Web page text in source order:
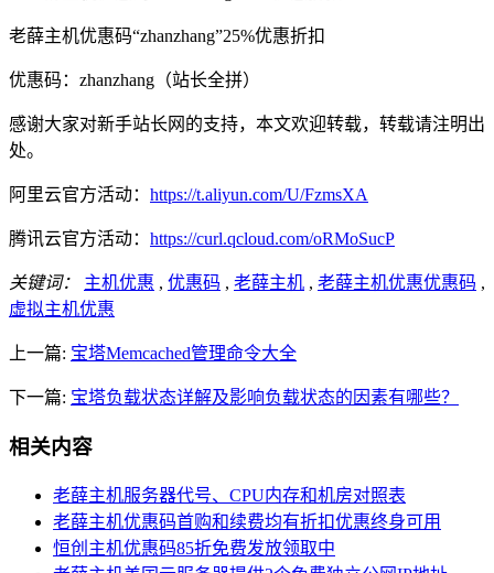
老薛主机优惠码“zhanzhang”25%优惠折扣
优惠码：zhanzhang（站长全拼）
感谢大家对新手站长网的支持，本文欢迎转载，转载请注明出
处。
阿里云官方活动： https://t.aliyun.com/U/FzmsXA
腾讯云官方活动： https://curl.qcloud.com/oRMoSucP
关键词： 主机优惠 , 优惠码 , 老薛主机 , 老薛主机优惠优惠码 ,
虚拟主机优惠
上一篇: 宝塔Memcached管理命令大全
下一篇: 宝塔负载状态详解及影响负载状态的因素有哪些？
相关内容
老薛主机服务器代号、CPU内存和机房对照表
老薛主机优惠码首购和续费均有折扣优惠终身可用
恒创主机优惠码85折免费发放领取中